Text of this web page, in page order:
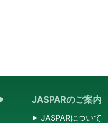
JASPARのご案内
JASPARについて